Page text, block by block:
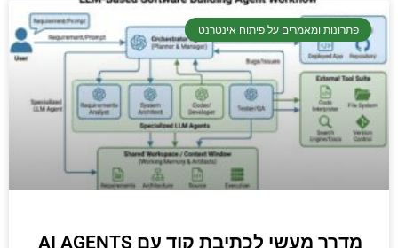
פתרונות ומאמרים על פיתוח אינטרנט
מדרך מעשי לכתיבת קוד עם AI AGENTS